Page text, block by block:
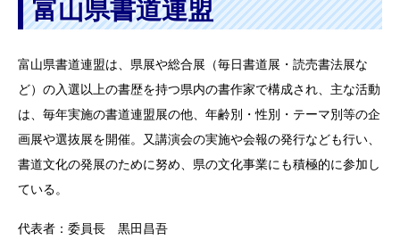
富山県書道連盟
富山県書道連盟は、県展や総合展（毎日書道展・読売書法展な
ど）の入選以上の書歴を持つ県内の書作家で構成され、主な活動
は、毎年実施の書道連盟展の他、年齢別・性別・テーマ別等の企
画展や選抜展を開催。又講演会の実施や会報の発行なども行い、
書道文化の発展のために努め、県の文化事業にも積極的に参加し
ている。
代表者：委員長 黒田昌吾